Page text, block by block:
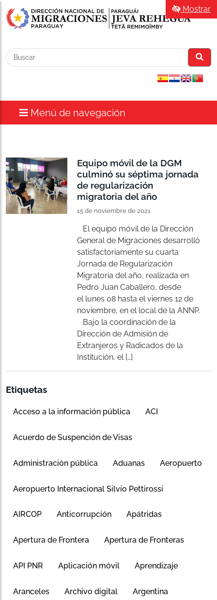
Menú de navegación
Mostrar
Equipo móvil de la DGM
culminó su séptima jornada
de regularización
migratoria del año
15 de noviembre de 2021
El equipo móvil de la Dirección
General de Migraciones desarrolló
satisfactoriamente su cuarta
Jornada de Regularización
Migratoria del año, realizada en
Pedro Juan Caballero, desde
el lunes 08 hasta el viernes 12 de
noviembre, en el local de la ANNP.
Bajo la coordinación de la
Dirección de Admisión de
Extranjeros y Radicados de la
Institución, el […]
Etiquetas
Acceso a la información pública ACI
Acuerdo de Suspención de Visas
Administración pública Aduanas Aeropuerto
Aeropuerto Internacional Silvio Pettirossi
AIRCOP Anticorrupción Apátridas
Apertura de Frontera Apertura de Fronteras
API PNR Aplicación móvil Aprendizaje
Aranceles Archivo digital Argentina